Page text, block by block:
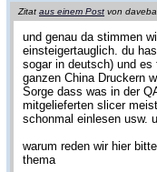
Zitat aus einem Post von
und genau da stimmen
einsteigertauglich. du
sogar in deutsch) und
ganzen China Druckern
Sorge dass was in der
mitgelieferten slicer
schonmal einlesen usw.
warum reden wir hier
thema